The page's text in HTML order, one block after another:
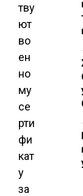
тву
ют
во
ен
но
му
се
рти
фи
кат
у
за